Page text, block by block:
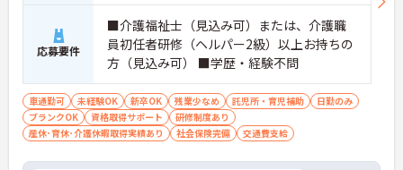
応募要件
■介護福祉士（見込み可）または、介護職
員初任者研修（ヘルパー2級）以上お持ちの
方（見込み可） ■学歴・経験不問
車通勤可 未経験OK 新卒OK 残業少なめ 託児所・育児補助
日勤のみ
ブランクOK
資格取得サポート
研修制度あり
産休･育休･介護休暇取得実績あり
社会保険完備 交通費支給